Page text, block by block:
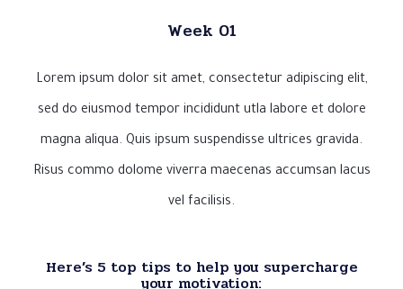
Week 01
Lorem ipsum dolor sit amet, consectetur adipiscing elit,
sed do eiusmod tempor incididunt utla labore et dolore
magna aliqua. Quis ipsum suspendisse ultrices gravida.
Risus commo dolome viverra maecenas accumsan lacus
vel facilisis.
Here’s 5 top tips to help you supercharge
your motivation: